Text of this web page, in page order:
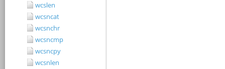
wcslen
wcsncat
wcsnchr
wcsncmp
wcsncpy
wcsnlen